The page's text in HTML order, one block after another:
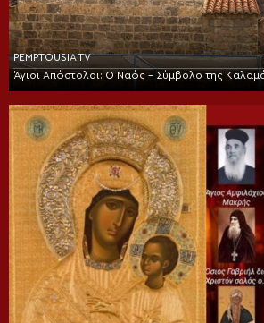
PEMPTOUSIA TV
Άγιοι Απόστολοι: Ο Ναός – Σύμβολο της